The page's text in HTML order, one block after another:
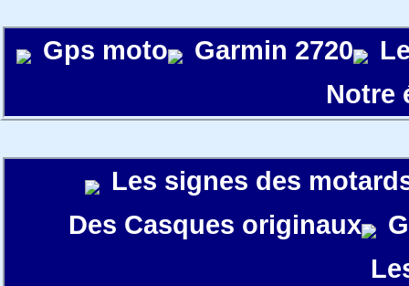
Gps moto Garmin 2720
Notre
Les signes des
Des Casques originaux